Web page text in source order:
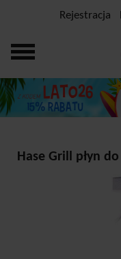
Rejestracja
Hase Grill płyn